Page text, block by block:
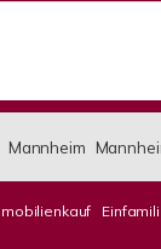
Mannheim